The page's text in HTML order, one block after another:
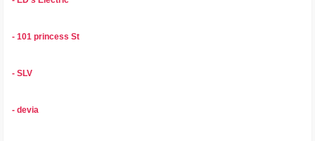
- 101 princess St
- SLV
- devia